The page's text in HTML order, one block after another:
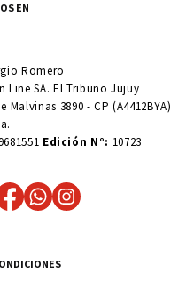
EN
Romero
Line SA. El Tribuno Jujuy
Malvinas 3890 - CP (A4412BYA)
Edición N°: 10723